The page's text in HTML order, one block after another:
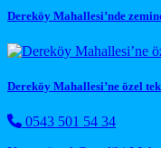
Dereköy Mahallesi’nde
Dereköy Mahallesi’ne özel
0543 501 54 34